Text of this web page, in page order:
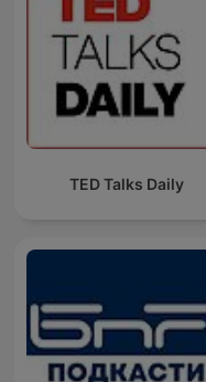
TED Talks Daily